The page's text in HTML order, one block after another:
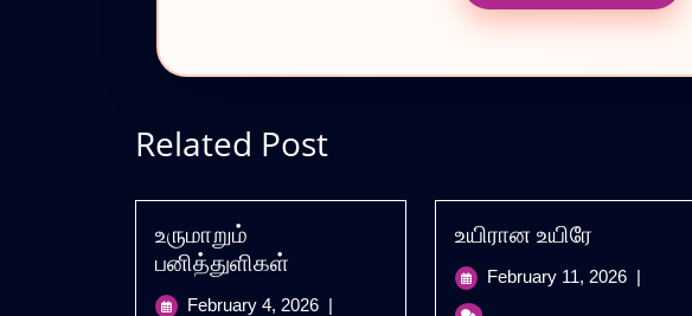
Related Post
உருமாறும்
பனித்துளிகள்
February 4, 2026 February
|
உயிரான உயிரே
February 11, 2026 February
|